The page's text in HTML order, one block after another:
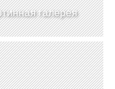
галерея